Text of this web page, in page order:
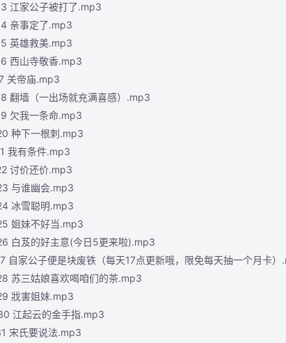
江家公子被打了.mp3
亲事定了.mp3
英雄救美.mp3
西山寺敬香.mp3
关帝庙.mp3
翻墙（一出场就充满喜感）.mp3
欠我一条命.mp3
种下一根刺.mp3
我有条件.mp3
讨价还价.mp3
与谁幽会.mp3
冰雪聪明.mp3
姐妹不好当.mp3
白芨的好主意(今日5更来啦).mp3
自家公子便是块废铁（每天17点更新哦，限免每天抽一个月卡）
苏三姑娘喜欢喝咱们的茶.mp3
戕害姐妹.mp3
江起云的金手指.mp3
宋氏要说法.mp3